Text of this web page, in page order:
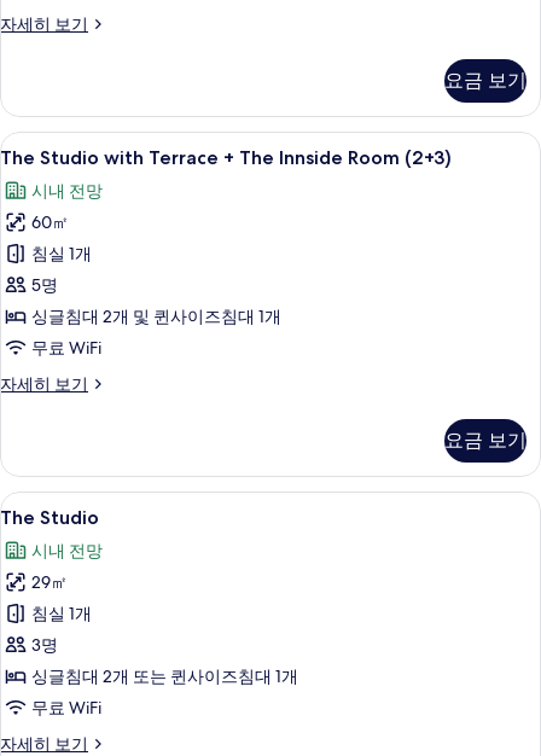
진
두
보
기
자세히 보기
The
+
The
Innside
자
세
히
보
기
요금 보기
The
Studio
with
Terrace
+
The
Innside
Room
(2+3)
사
모
두
보
기
5
The Studio with Terrace + The Innside Room (2+3)
시내 전망
60㎡
침실 1개
5명
싱글침대 2개 및 퀸사이즈침대 1개
무료 WiFi
자세히 보기
The
+
The
Innside
(2+3)
자
세
히
보
기
요금 보기
The
Studio
사
진
모
두
보
기
4
The Studio
시내 전망
29㎡
침실 1개
3명
싱글침대 2개 또는 퀸사이즈침대 1개
무료 WiFi
자세히 보기
The